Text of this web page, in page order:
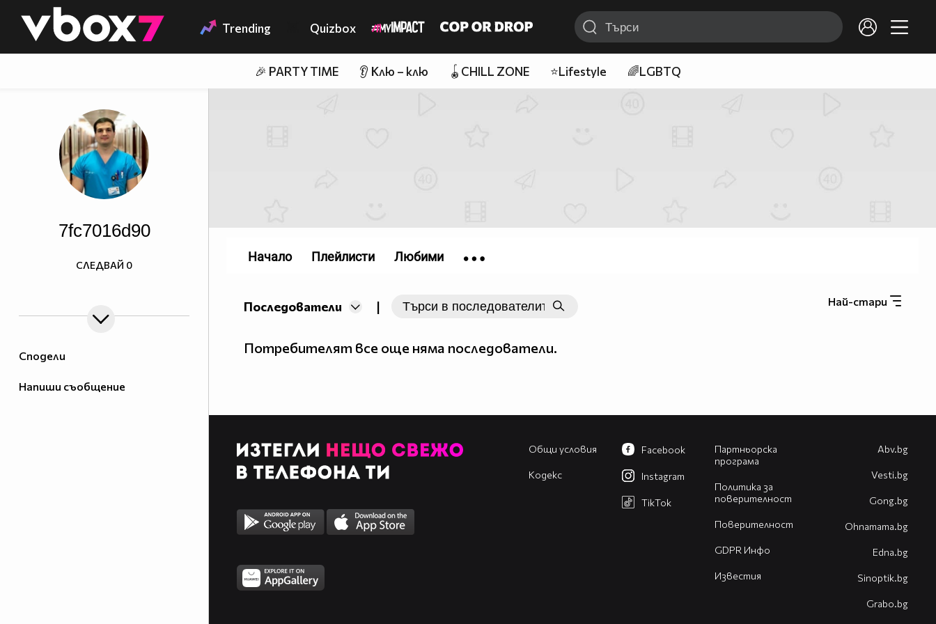
👾 Trending Quizbox
🎉 PARTY TIME 👂 Клю – клю 🪀CHILL ZONE ⭐Lifestyle 🌈LGBTQ
Сподели
Напиши съобщение
7fc7016d90
СЛЕДВАЙ 0
Последователи | Най-стари
Потребителят все още няма последователи.
Начало Плейлисти Любими
Общи условия
Кодекс
Партньорска
програма
Политика за
поверителност
Поверителност
GDPR Инфо
Известия
Facebook
Instagram
TikTok
Abv.bg
Vesti.bg
Gong.bg
Оhnamama.bg
Edna.bg
Sinoptik.bg
Grabo.bg